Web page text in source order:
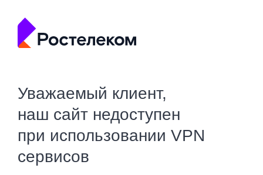
Уважаемый клиент,
наш сайт недоступен
при использовании VPN
сервисов